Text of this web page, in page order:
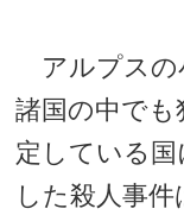
アルプスの
諸国の中でも
定している国
した殺人事